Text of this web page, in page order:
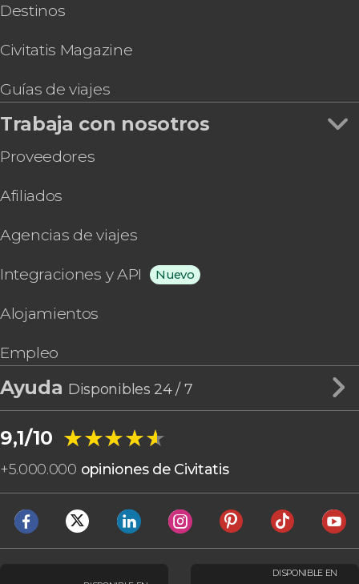
Destinos
Civitatis Magazine
Guías de viajes
Trabaja con nosotros
Proveedores
Afiliados
Agencias de viajes
Integraciones y API Nuevo
Alojamientos
Empleo
Ayuda Disponibles 24 / 7
9,1/10 ★★★★★
★★★★★
+5.000.000 opiniones de Civitatis
DISPONIBLE EN